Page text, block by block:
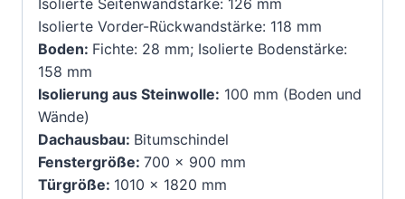
Isolierte Vorder-Rückwandstärke: 118 mm
Boden: Fichte: 28 mm; Isolierte Bodenstärke:
158 mm
Isolierung aus Steinwolle: 100 mm (Boden und
Wände)
Dachausbau: Bitumschindel
Fenstergröße: 700 x 900 mm
Türgröße: 1010 x 1820 mm